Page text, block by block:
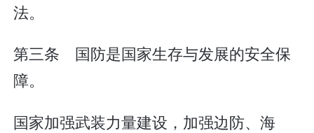
法。
第三条 国防是国家生存与发展的安全保
障。
国家加强武装力量建设，加强边防、海